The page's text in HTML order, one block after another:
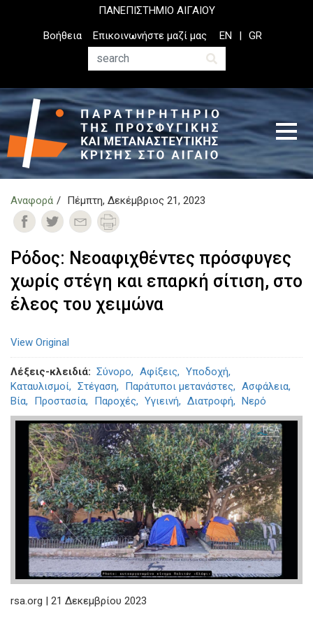
ΠΑΝΕΠΙΣΤΗΜΙΟ ΑΙΓΑΙΟΥ
Top
Header
Βοήθεια
Επικοινωνήστε μαζί μας
Αναζήτηση
EN GR
Αναφορά Πέμπτη, Δεκέμβριος 21, 2023
Ρόδος: Νεοαφιχθέντες πρόσφυγες
χωρίς στέγη και επαρκή σίτιση, στο
έλεος του χειμώνα
View Original
Λέξεις-κλειδιά Σύνορο Αφίξεις
Υποδοχή
Καταυλισμοί
Στέγαση Παράτυποι μετανάστες
Ασφάλεια
Βία
Προστασία Παροχές Υγιεινή Διατροφή Νερό
rsa.org | 21 Δεκεμβρίου 2023